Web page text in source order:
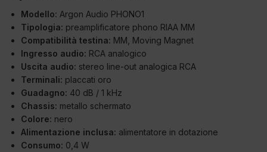
Modello: Argon Audio PHONO1
Tipologia: preamplificatore phono RIAA MM
Compatibilità testina: MM, Moving Magnet
Ingresso audio: RCA analogico
Uscita audio: stereo line-out analogica RCA
Terminali: placcati oro
Guadagno: 40 dB / 1 kHz
Chassis: metallo schermato
Colore: nero
Alimentazione inclusa: alimentatore in dotazione
Consumo: 0,4 W